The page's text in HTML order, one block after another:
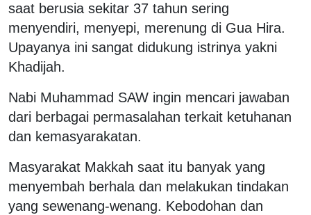
saat berusia sekitar 37 tahun sering
menyendiri, menyepi, merenung di Gua Hira.
Upayanya ini sangat didukung istrinya yakni
Khadijah.
Nabi Muhammad SAW ingin mencari jawaban
dari berbagai permasalahan terkait ketuhanan
dan kemasyarakatan.
Masyarakat Makkah saat itu banyak yang
menyembah berhala dan melakukan tindakan
yang sewenang-wenang. Kebodohan dan